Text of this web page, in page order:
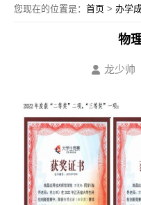
您现在的位置是： 首页 > 办学
物
龙少帅